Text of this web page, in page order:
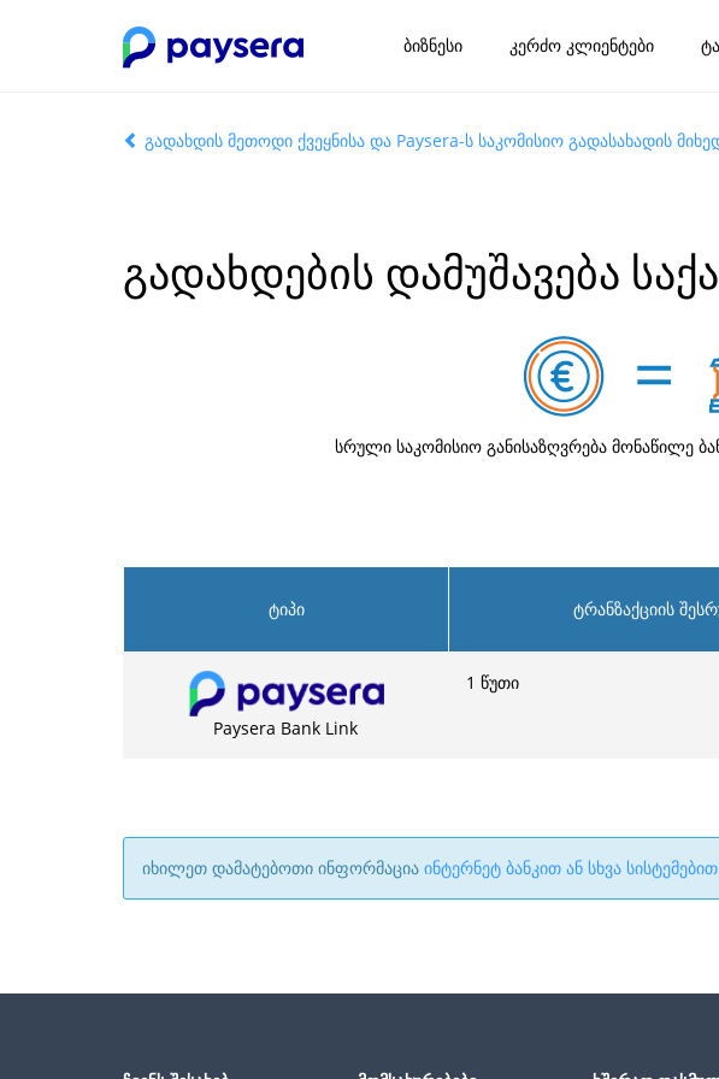
ბიზნესი კერძო კლიენტები
გადახდის მეთოდი ქვეყნისა და Paysera-ს საკომისიო გადასახადის
გადახდების დამუშავება
სრული საკომისიო განისაზღვრება მონაწილე
ტიპი ტრანზაქციის
Paysera Bank Link
1 წუთი
იხილეთ დამატებოთი ინფორმაცია ინტერნეტ ბანკით ან სხვა